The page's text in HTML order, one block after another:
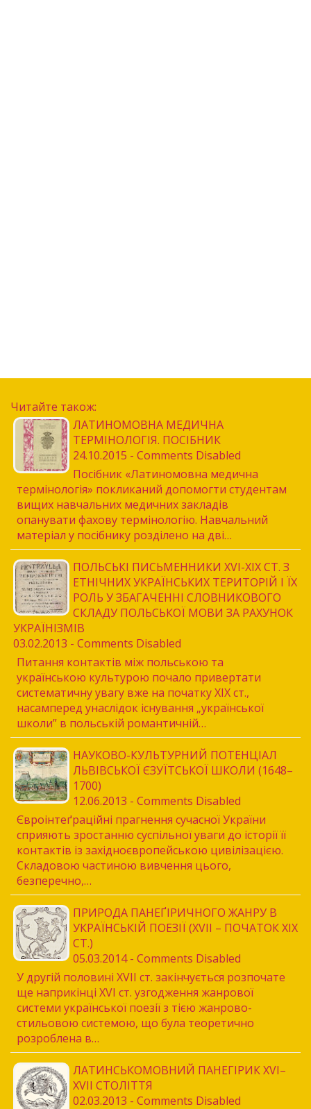
Читайте також:
ЛАТИНОМОВНА МЕДИЧНА
ТЕРМІНОЛОГІЯ. ПОСІБНИК
24.10.2015 - Comments Disabled
Посібник «Латиномовна медична
термінологія» покликаний допомогти студентам
вищих навчальних медичних закладів
опанувати фахову термінологію. Навчальний
матеріал у посібнику розділено на дві…
ПОЛЬСЬКІ ПИСЬМЕННИКИ XVI-XIX СТ. З
ЕТНІЧНИХ УКРАЇНСЬКИХ ТЕРИТОРІЙ І ЇХ
РОЛЬ У ЗБАГАЧЕННІ СЛОВНИКОВОГО
СКЛАДУ ПОЛЬСЬКОЇ МОВИ ЗА РАХУНОК
УКРАЇНІЗМІВ
03.02.2013 - Comments Disabled
Питання контактів між польською та
українською культурою почало привертати
систематичну увагу вже на початку XIX ст.,
насамперед унаслідок існування „української
школи” в польській романтичній…
НАУКОВО-КУЛЬТУРНИЙ ПОТЕНЦІАЛ
ЛЬВІВСЬКОЇ ЄЗУЇТСЬКОЇ ШКОЛИ (1648–
1700)
12.06.2013 - Comments Disabled
Євроінтеґраційні прагнення сучасної України
сприяють зростанню суспільної уваги до історії її
контактів із західноєвропейською цивілізацією.
Складовою частиною вивчення цього,
безперечно,…
ПРИРОДА ПАНЕҐІРИЧНОГО ЖАНРУ В
УКРАЇНСЬКІЙ ПОЕЗІЇ (XVII – ПОЧАТОК ХІХ
СТ.)
05.03.2014 - Comments Disabled
У другій половині XVII ст. закінчується розпочате
ще наприкінці XVI ст. узгодження жанрової
системи української поезії з тією жанрово-
стильовою системою, що була теоретично
розроблена в…
ЛАТИНСЬКОМОВНИЙ ПАНЕГІРИК XVI–
XVII СТОЛІТТЯ
02.03.2013 - Comments Disabled